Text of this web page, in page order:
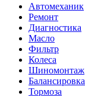
Автомеханик
Ремонт
Диагностика
Масло
Фильтр
Колеса
Шиномонтаж
Балансировка
Тормоза